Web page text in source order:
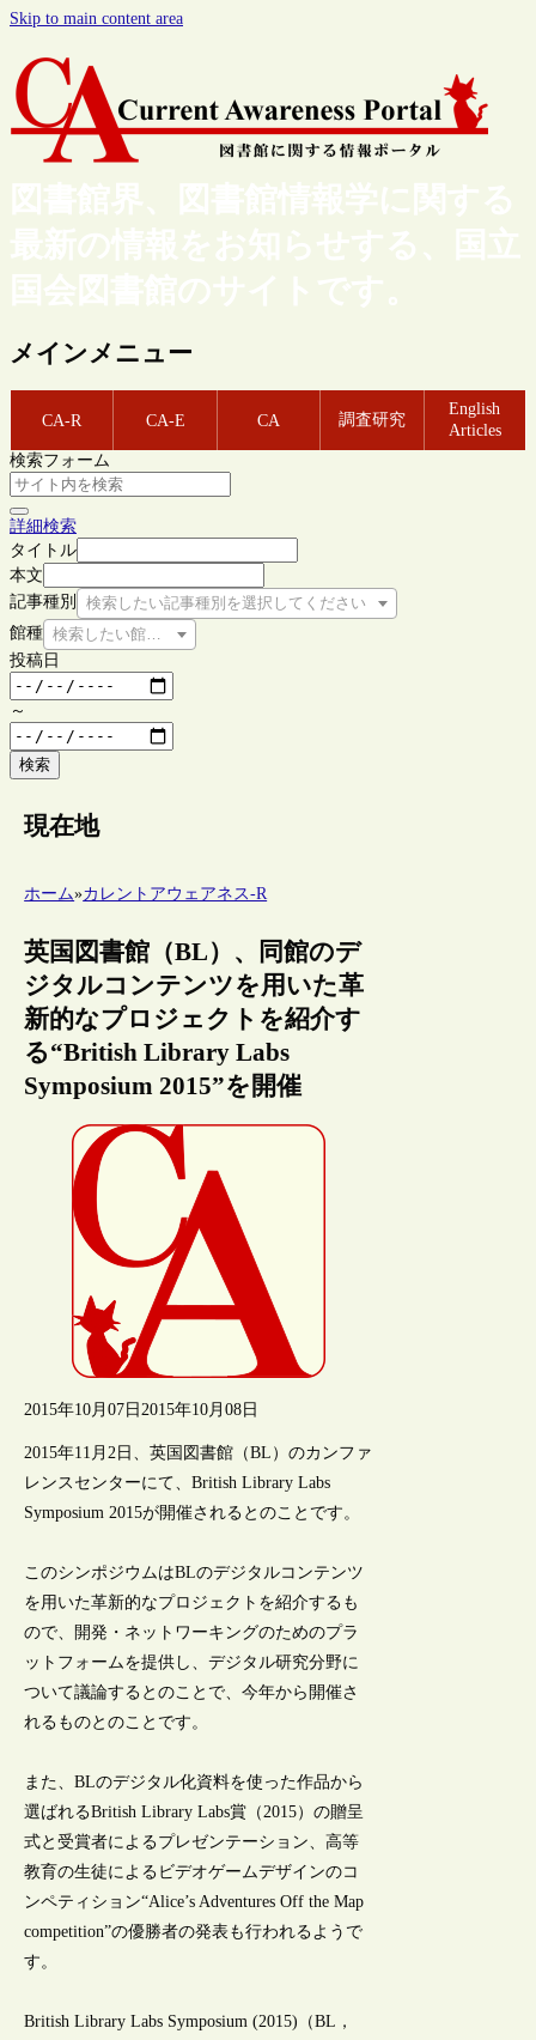
Skip to main content area
図書館界、図書館情報学に関する
最新の情報をお知らせする、国立
国会図書館のサイトです。
メインメニュー
CA-R CA-E CA 調査研究
English
Articles
検索フォーム
詳細検索
タイトル
本文
記事種別
検索したい記事種別を選択してください
館種 検索したい館種を選択してください
投稿日
～
検索
現在地
ホーム»カレントアウェアネス-R
英国図書館（BL）、同館のデ
ジタルコンテンツを用いた革
新的なプロジェクトを紹介す
る“British Library Labs
Symposium 2015”を開催
2015年10月07日 2015年10月08日
2015年11月2日、英国図書館（BL）のカンファ
レンスセンターにて、British Library Labs
Symposium 2015が開催されるとのことです。
このシンポジウムはBLのデジタルコンテンツ
を用いた革新的なプロジェクトを紹介するも
ので、開発・ネットワーキングのためのプラ
ットフォームを提供し、デジタル研究分野に
ついて議論するとのことで、今年から開催さ
れるものとのことです。
また、BLのデジタル化資料を使った作品から
選ばれるBritish Library Labs賞（2015）の贈呈
式と受賞者によるプレゼンテーション、高等
教育の生徒によるビデオゲームデザインのコ
ンペティション“Alice’s Adventures Off the Map
competition”の優勝者の発表も行われるようで
す。
British Library Labs Symposium (2015)（BL，